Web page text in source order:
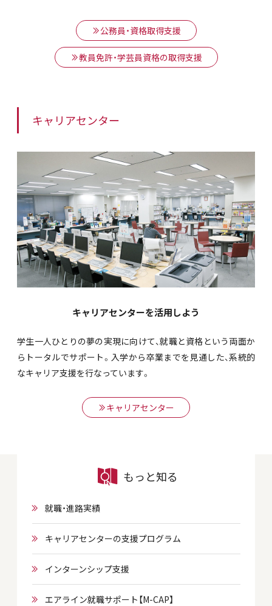
公務員・資格取得支援
教員免許・学芸員資格の取得支援
キャリアセンター
キャリアセンターを活用しよう
学生一人ひとりの夢の実現に向けて、就職と資格という両面か
らトータルでサポート。入学から卒業までを見通した、系統的
なキャリア支援を行なっています。
キャリアセンター
もっと知る
就職・進路実績
キャリアセンターの支援プログラム
インターンシップ支援
エアライン就職サポート【M-CAP】